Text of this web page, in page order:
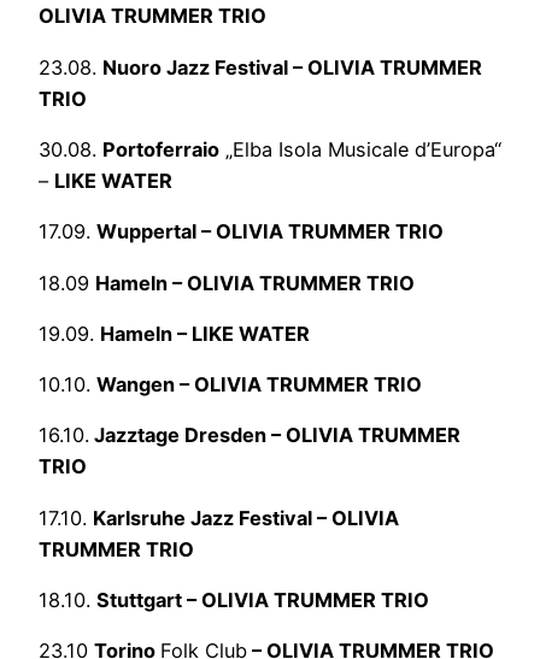
OLIVIA TRUMMER TRIO
23.08. Nuoro Jazz Festival – OLIVIA TRUMMER
TRIO
30.08. Portoferraio „Elba Isola Musicale d’Europa“
– LIKE WATER
17.09. Wuppertal – OLIVIA TRUMMER TRIO
18.09 Hameln – OLIVIA TRUMMER TRIO
19.09. Hameln – LIKE WATER
10.10. Wangen – OLIVIA TRUMMER TRIO
16.10. Jazztage Dresden – OLIVIA TRUMMER
TRIO
17.10. Karlsruhe Jazz Festival – OLIVIA
TRUMMER TRIO
18.10. Stuttgart – OLIVIA TRUMMER TRIO
23.10 Torino Folk Club – OLIVIA TRUMMER TRIO